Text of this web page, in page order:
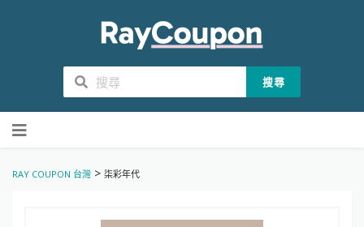
搜尋
to
RAY COUPON 台灣 > 柒彩年代